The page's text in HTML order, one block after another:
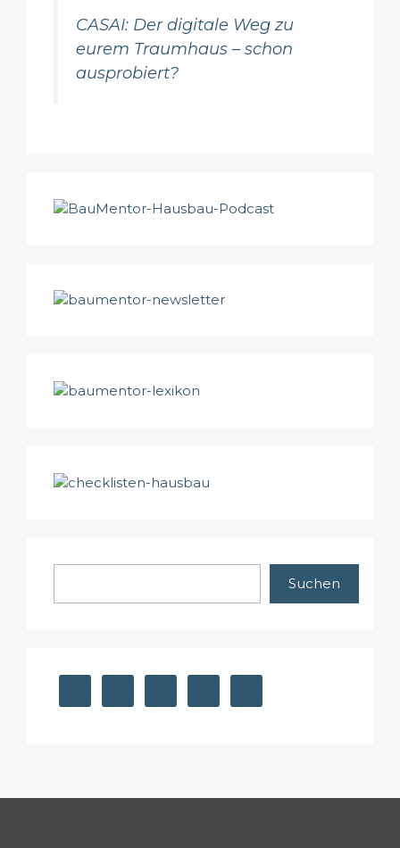
CASAI: Der digitale Weg zu
eurem Traumhaus – schon
ausprobiert?
Suchen